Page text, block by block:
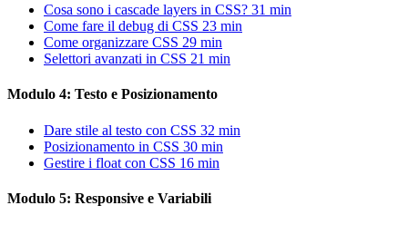
Cosa sono i cascade layers in CSS? 31 min
Come fare il debug di CSS 23 min
Come organizzare CSS 29 min
Selettori avanzati in CSS 21 min
Modulo 4: Testo e Posizionamento
Dare stile al testo con CSS 32 min
Posizionamento in CSS 30 min
Gestire i float con CSS 16 min
Modulo 5: Responsive e Variabili